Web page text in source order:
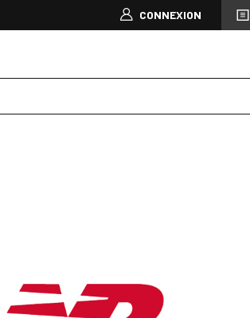
CONNEXION